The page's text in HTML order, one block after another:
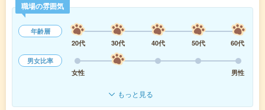
職場の雰囲気
年齢層
20代
30代 40代 50代
60代
男女比率
女性
男性
もっと見る